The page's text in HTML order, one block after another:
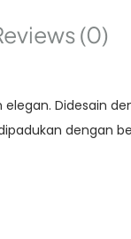
(0)
Didesain
dengan